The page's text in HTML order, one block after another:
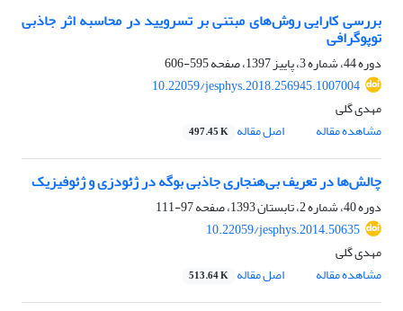
بررسی کارایی روش‌های مبتنی بر تسرویید در محاسبه اثر جاذبی
توپوگرافی
دوره 44، شماره 3، پاییز 1397، صفحه
595-606
10.22059/jesphys.2018.256945.1007004
مهدی گلی
مشاهده مقاله
اصل مقاله 497.45 K
چالش‌ها در تعریف بی‌‌هنجاری جاذبی بوگه در ژئودزی و ژئوفیزیک
دوره 40، شماره 2، تابستان 1393، صفحه
97-111
10.22059/jesphys.2014.50635
مهدی گلی
مشاهده مقاله
اصل مقاله 513.64 K